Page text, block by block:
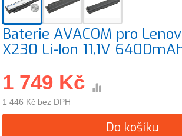
Baterie AVACOM pro
X230 Li-Ion 11,1V
1 749 Kč
1 446 Kč bez DPH
Do košíku